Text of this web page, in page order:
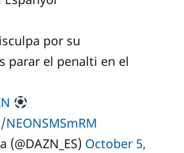
por su
parar el penalti en el
October 5,